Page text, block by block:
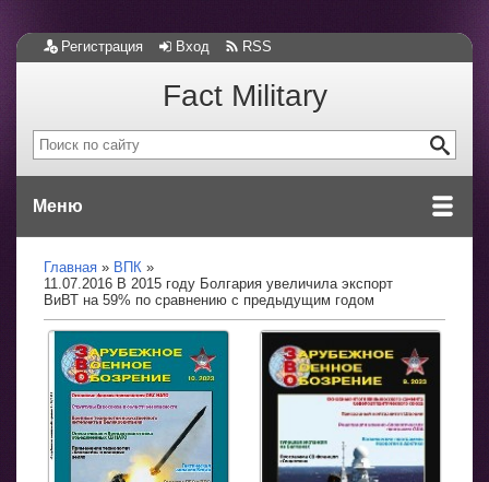
Регистрация Вход RSS
Fact Military
Меню
Главная
ВПК
11.07.2016 В 2015 году Болгария увеличила экспорт
ВиВТ на 59% по сравнению с предыдущим годом